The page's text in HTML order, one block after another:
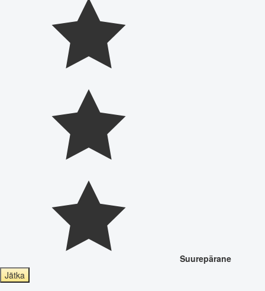
Suurepärane
Jätka